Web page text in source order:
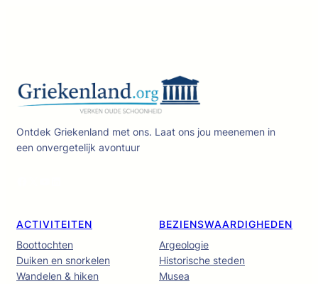
Ontdek Griekenland met ons. Laat ons jou meenemen in
een onvergetelijk avontuur
ACTIVITEITEN
Boottochten
Duiken en snorkelen
Wandelen & hiken
BEZIENSWAARDIGHEDEN
Argeologie
Historische steden
Musea